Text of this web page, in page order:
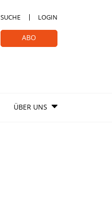
SUCHE LOGIN
ABO
ÜBER UNS